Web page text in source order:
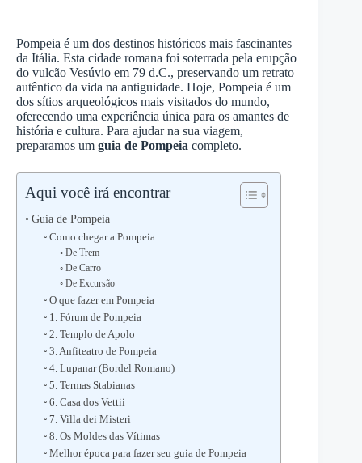
Pompeia é um dos destinos históricos mais fascinantes
da Itália. Esta cidade romana foi soterrada pela erupção
do vulcão Vesúvio em 79 d.C., preservando um retrato
autêntico da vida na antiguidade. Hoje, Pompeia é um
dos sítios arqueológicos mais visitados do mundo,
oferecendo uma experiência única para os amantes de
história e cultura. Para ajudar na sua viagem,
preparamos um guia de Pompeia completo.
Aqui você irá encontrar
Guia de Pompeia
Como chegar a Pompeia
De Trem
De Carro
De Excursão
O que fazer em Pompeia
1. Fórum de Pompeia
2. Templo de Apolo
3. Anfiteatro de Pompeia
4. Lupanar (Bordel Romano)
5. Termas Stabianas
6. Casa dos Vettii
7. Villa dei Misteri
8. Os Moldes das Vítimas
Melhor época para fazer seu guia de Pompeia